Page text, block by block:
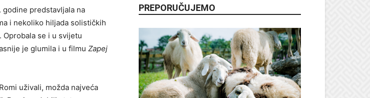
godine predstavljala na
i nekoliko hiljada solističkih
se i u svijetu
je glumila i u filmu Zapej
uživali, možda najveća
PREPORUČUJEMO